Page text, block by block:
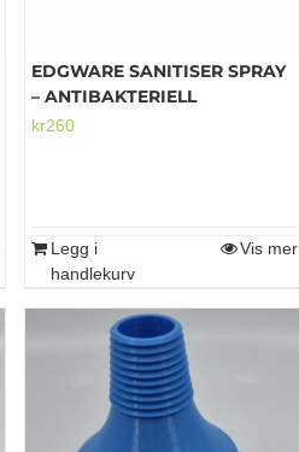
EDGWARE SANITISER SPRAY
– ANTIBAKTERIELL
kr260
Legg i
handlekurv
Vis mer